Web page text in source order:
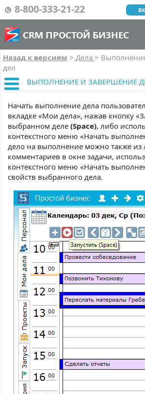
8-800-333-21-22
CRM ПРОСТОЙ БИЗНЕС
Назад к версиям > Дела >
дел
ВЫПОЛНЕНИЕ И ЗАВЕРШЕНИЕ
Начать выполнение дела
вкладке «Мои дела», нажав кнопку
выбранном деле (Space), либо
контекстного меню «Начать
дело на выполнение можно также из
комментариев в окне задачи,
контекстного меню «Начать
свойств выбранного дела.